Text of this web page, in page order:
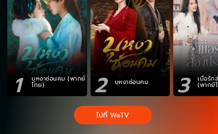
1 บุหงาซ่อนคม (พากย์
ไทย) 2 บุหงาซ่อนคม 3 เมื่อรัก
(พากย์
ไปที่ WeTV